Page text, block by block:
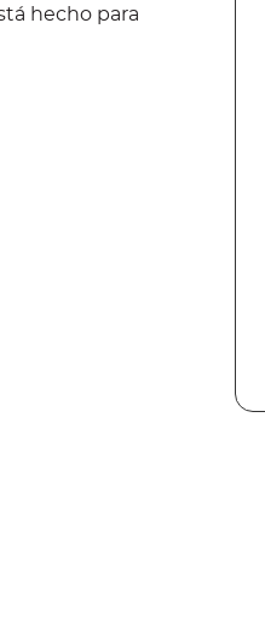
hecho para